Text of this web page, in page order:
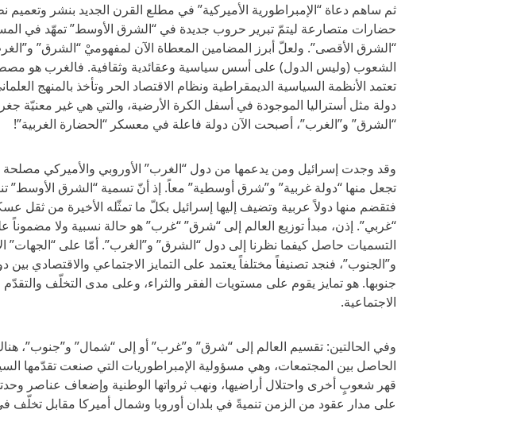
ثم ساهم دعاة “الإمبراطورية الأميركية” في مطلع القرن الجديد بنشر
حضارات متصارعة ليتمّ تبرير حروب جديدة في “الشرق الأوسط” تمهّد في
“الشرق الأقصى”. ولعلّ أبرز المضامين المعطاة الآن لمفهوميْ “الشرق”
الشعوب (وليس الدول) على أسس سياسية وعقائدية وثقافية. فالغرب هو
تعتمد الأنظمة السياسية الديمقراطية ونظام الاقتصاد الحر وتأخذ بالمنهج
دولة مثل أستراليا الموجودة في أسفل الكرة الأرضية، والتي هي غير معنيّة
“الشرق” و”الغرب”، أصبحت الآن دولة فاعلة في معسكر “الحضارة الغربية”!
وقد وجدت إسرائيل ومن يدعمها من دول “الغرب” الأوروبي والأميركي مصلحة
تجعل منها “دولة غربية” و”شرق أوسطية” معاً. إذ أنّ تسمية “الشرق الأوسط”
فتقضم منها دولاً عربية وتضيف إليها إسرائيل بكلّ ما تمثّله الأخيرة من
“غربي”. إذن، مبدأ توزيع العالم إلى “شرق” “غرب” هو حالة نسبية ولا مضموناً
التسميات حاصل كيفما نظرنا إلى دول “الشرق” و”الغرب”. أمّا على “الجهات”
و”الجنوب”، فنجد تصنيفاً مختلفاً يعتمد على التمايز الاجتماعي والاقتصادي
جنوبها. هو تمايز يقوم على مستويات الفقر والثراء، وعلى مدى التخلّف والتقدّم
الاجتماعية.
وفي الحالتين: تقسيم العالم إلى “شرق” و”غرب” أو إلى “شمال” و”جنوب”،
الحاصل بين المجتمعات، وهي مسؤولية الإمبراطوريات التي صنعت تقدّمها
قهر شعوبٍ أخرى واحتلال أراضيها، ونهب ثرواتها الوطنية وإضعاف عناصر
على مدار عقود من الزمن تنميةً في بلدان أوروبا وشمال أميركا مقابل